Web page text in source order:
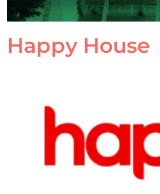
Happy House